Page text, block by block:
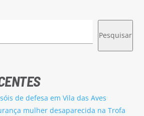
Pesquisar
de defesa em Vila das Aves
mulher desaparecida na Trofa